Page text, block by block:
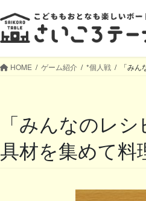
HOME ゲーム紹介 *個人戦 「み
「みんなのレシピ」─やたらと子どもにウケる、
具材を集めて